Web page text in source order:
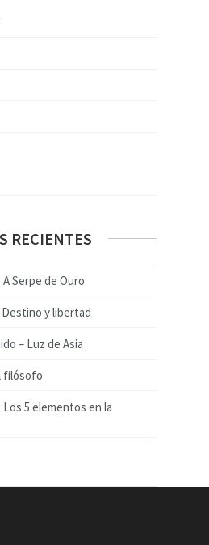
RECIENTES
Serpe de Ouro
y libertad
– Luz de Asia
filósofo
Los 5 elementos en la